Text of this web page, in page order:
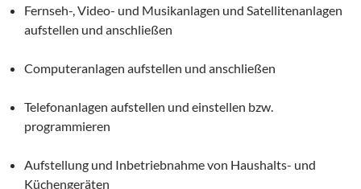
Fernseh-, Video- und Musikanlagen und Satellitenanlagen
aufstellen und anschließen
Computeranlagen aufstellen und anschließen
Telefonanlagen aufstellen und einstellen bzw.
programmieren
Aufstellung und Inbetriebnahme von Haushalts- und
Küchengeräten